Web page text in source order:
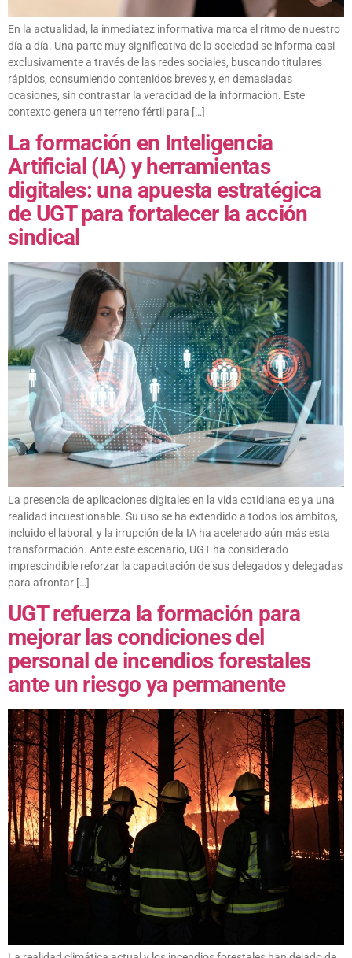
En la actualidad, la inmediatez informativa marca el ritmo de nuestro
día a día. Una parte muy significativa de la sociedad se informa casi
exclusivamente a través de las redes sociales, buscando titulares
rápidos, consumiendo contenidos breves y, en demasiadas
ocasiones, sin contrastar la veracidad de la información. Este
contexto genera un terreno fértil para […]
La formación en Inteligencia
Artificial (IA) y herramientas
digitales: una apuesta estratégica
de UGT para fortalecer la acción
sindical
La presencia de aplicaciones digitales en la vida cotidiana es ya una
realidad incuestionable. Su uso se ha extendido a todos los ámbitos,
incluido el laboral, y la irrupción de la IA ha acelerado aún más esta
transformación. Ante este escenario, UGT ha considerado
imprescindible reforzar la capacitación de sus delegados y delegadas
para afrontar […]
UGT refuerza la formación para
mejorar las condiciones del
personal de incendios forestales
ante un riesgo ya permanente